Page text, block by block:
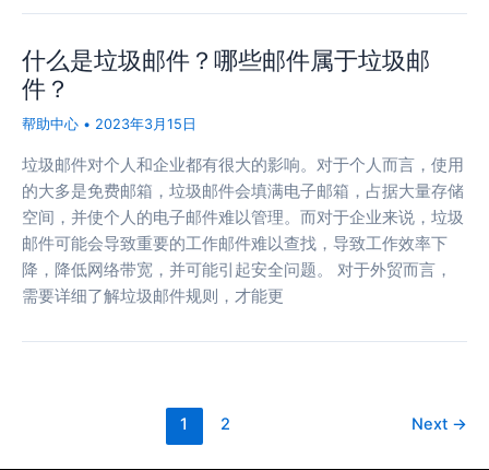
什么是垃圾邮件？哪些邮件属于垃圾邮
件？
帮助中心 • 2023年3月15日
垃圾邮件对个人和企业都有很大的影响。对于个人而言，使用
的大多是免费邮箱，垃圾邮件会填满电子邮箱，占据大量存储
空间，并使个人的电子邮件难以管理。而对于企业来说，垃圾
邮件可能会导致重要的工作邮件难以查找，导致工作效率下
降，降低网络带宽，并可能引起安全问题。 对于外贸而言，
需要详细了解垃圾邮件规则，才能更
1 2 Next →